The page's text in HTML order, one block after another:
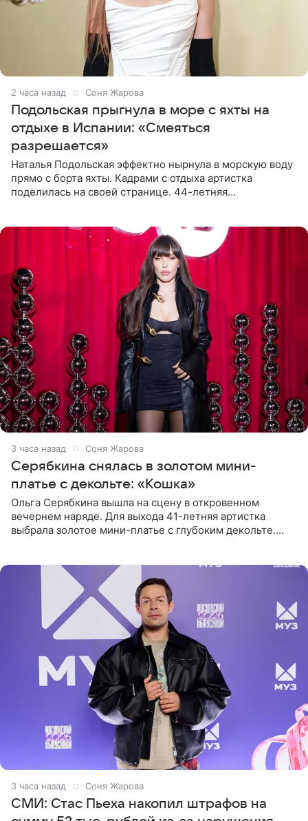
2 часа назад Соня Жарова
Подольская прыгнула в море с яхты на
отдыхе в Испании: «Смеяться
разрешается»
Наталья Подольская эффектно нырнула в морскую воду
прямо с борта яхты. Кадрами с отдыха артистка
поделилась на своей странице. 44-летняя
3 часа назад Соня Жарова
Серябкина снялась в золотом мини-
платье с декольте: «Кошка»
Ольга Серябкина вышла на сцену в откровенном
вечернем наряде. Для выхода 41-летняя артистка
выбрала золотое мини-платье с глубоким декольте.
3 часа назад Соня Жарова
СМИ: Стас Пьеха накопил штрафов на